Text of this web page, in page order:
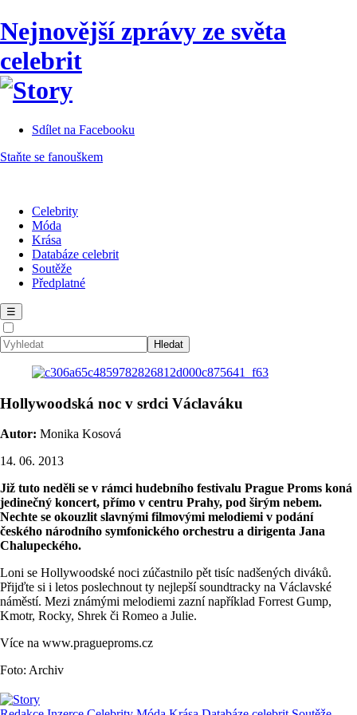
Nejnovější zprávy ze světa
celebrit
Sdílet na Facebooku
Staňte se fanouškem
Celebrity
Móda
Krása
Databáze celebrit
Soutěže
Předplatné
☰
Hollywoodská noc v srdci Václaváku
Autor: Monika Kosová
14. 06. 2013
Již tuto neděli se v rámci hudebního festivalu Prague Proms koná
jedinečný koncert, přímo v centru Prahy, pod širým nebem.
Nechte se okouzlit slavnými filmovými melodiemi v podání
českého národního symfonického orchestru a dirigenta Jana
Chalupeckého.
Loni se Hollywoodské noci zúčastnilo pět tisíc nadšených diváků.
Přijďte si i le­tos po­slech­nout ty nej­lepší soun­d­trac­ky na Václav­ské
náměstí. Mezi známými melodiemi zazní například Forrest Gump,
Kmotr, Rocky, Shrek či Romeo a Julie.
Více na www.pragueproms.cz
Foto: Archiv